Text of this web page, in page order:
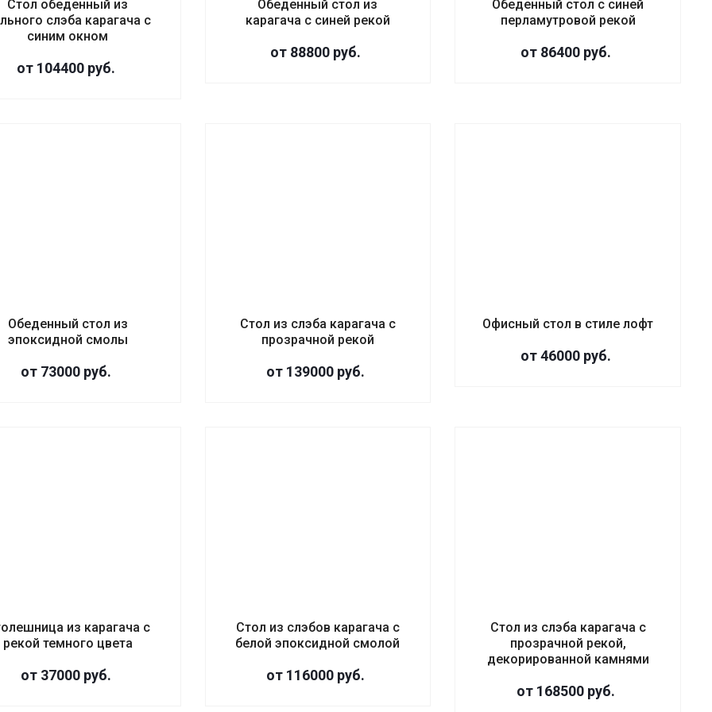
Стол обеденный из
слэба карагача с
синим окном
от 104400 руб.
Обеденный стол из
карагача с синей рекой
от 88800 руб.
Обеденный стол с синей
перламутровой рекой
от 86400 руб.
Обеденный стол из
эпоксидной смолы
от 73000 руб.
Стол из слэба карагача с
прозрачной рекой
от 139000 руб.
Офисный стол в стиле лофт
от 46000 руб.
из карагача с
рекой темного цвета
от 37000 руб.
Стол из слэбов карагача с
белой эпоксидной смолой
от 116000 руб.
Стол из слэба карагача с
прозрачной рекой,
декорированной камнями
от 168500 руб.